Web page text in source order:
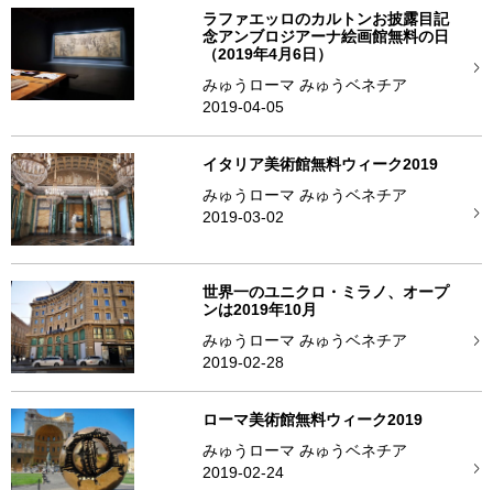
ラファエッロのカルトンお披露目記
念アンブロジアーナ絵画館無料の日
（2019年4月6日）
みゅうローマ みゅうベネチア
2019-04-05
イタリア美術館無料ウィーク2019
みゅうローマ みゅうベネチア
2019-03-02
世界一のユニクロ・ミラノ、オープ
ンは2019年10月
みゅうローマ みゅうベネチア
2019-02-28
ローマ美術館無料ウィーク2019
みゅうローマ みゅうベネチア
2019-02-24